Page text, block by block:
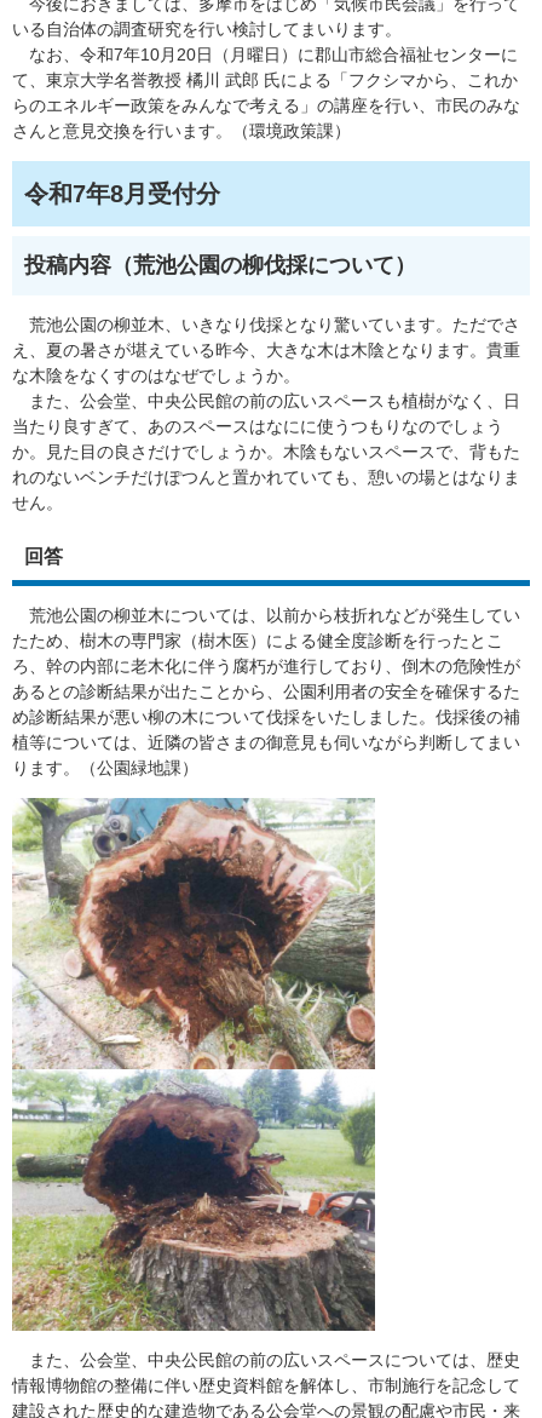
今後におきましては、多摩市をはじめ「気候市民会議」を行って
いる自治体の調査研究を行い検討してまいります。
なお、令和7年10月20日（月曜日）に郡山市総合福祉センターに
て、東京大学名誉教授 橘川 武郎 氏による「フクシマから、これか
らのエネルギー政策をみんなで考える」の講座を行い、市民のみな
さんと意見交換を行います。（環境政策課）
令和7年8月受付分
投稿内容（荒池公園の柳伐採について​）
荒池公園の柳並木、いきなり伐採となり驚いています。ただでさ
え、夏の暑さが堪えている昨今、大きな木は木陰となります。貴重
な木陰をなくすのはなぜでしょうか。
また、公会堂、中央公民館の前の広いスペースも植樹がなく、日
当たり良すぎて、あのスペースはなにに使うつもりなのでしょう
か。見た目の良さだけでしょうか。木陰もないスペースで、背もた
れのないベンチだけぽつんと置かれていても、憩いの場とはなりま
せん。
回答
荒池公園の柳並木については、以前から枝折れなどが発生してい
たため、樹木の専門家（樹木医）による健全度診断を行ったとこ
ろ、幹の内部に老木化に伴う腐朽が進行しており、倒木の危険性が
あるとの診断結果が出たことから、公園利用者の安全を確保するた
め診断結果が悪い柳の木について伐採をいたしました。伐採後の補
植等については、近隣の皆さまの御意見も伺いながら判断してまい
ります。（公園緑地課）
また、公会堂、中央公民館の前の広いスペースについては、歴史
情報博物館の整備に伴い歴史資料館を解体し、市制施行を記念して
建設された歴史的な建造物である公会堂への景観の配慮や市民・来